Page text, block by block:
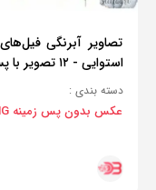
تصاویر آبرنگی
استوایی - ۱۲ تصویر با پس‌زمینه شفاف
دسته بندی :
عکس بدون پس زمینه PNG